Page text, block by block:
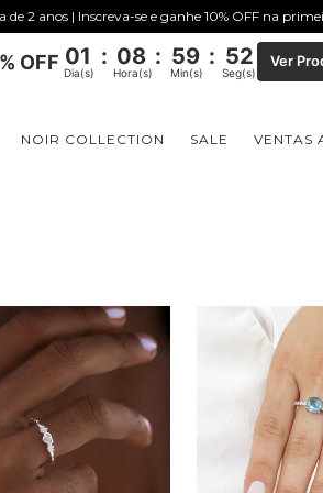
2 anos | Inscreva-se e ganhe 10% OFF na
OFF 01 : 08 : 59 : 51
Dia(s) Hora(s) Min(s) Seg(s)
Ver
NOIR COLLECTION SALE VENTAS